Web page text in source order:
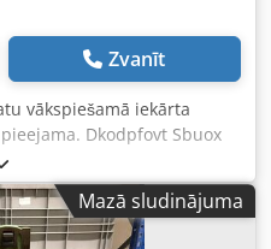
Zvanīt
vākspiešamā iekārta
Dkodpfovt Sbuox
sniegsim informāciju arī
iekārtām. Jūs
par vizītes laiku, apskatīt
Mazā sludinājuma